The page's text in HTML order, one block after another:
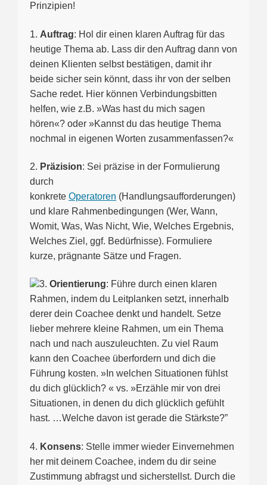
Prinzipien!
1. Auftrag: Hol dir einen klaren Auftrag für das
heutige Thema ab. Lass dir den Auftrag dann von
deinen Klienten selbst bestätigen, damit ihr
beide sicher sein könnt, dass ihr von der selben
Sache redet. Hier können Verbindungsbitten
helfen, wie z.B. »Was hast du mich sagen
hören«? oder »Kannst du das heutige Thema
nochmal in eigenen Worten zusammenfassen?«
2. Präzision: Sei präzise in der Formulierung
durch
konkrete Operatoren (Handlungsaufforderungen)
und klare Rahmenbedingungen (Wer, Wann,
Womit, Was, Was Nicht, Wie, Welches Ergebnis,
Welches Ziel, ggf. Bedürfnisse). Formuliere
kurze, prägnante Sätze und Fragen.
3. Orientierung: Führe durch einen klaren
Rahmen, indem du Leitplanken setzt, innerhalb
derer dein Coachee denkt und handelt. Setze
lieber mehrere kleine Rahmen, um ein Thema
nach und nach auszuleuchten. Zu viel Raum
kann den Coachee überfordern und dich die
Führung kosten. »In welchen Situationen fühlst
du dich glücklich? « vs. »Erzähle mir von drei
Situationen, in denen du dich glücklich gefühlt
hast. …Welche davon ist gerade die Stärkste?”
4. Konsens: Stelle immer wieder Einvernehmen
her mit deinem Coachee, indem du dir seine
Zustimmung abfragst und sicherstellst. Durch die